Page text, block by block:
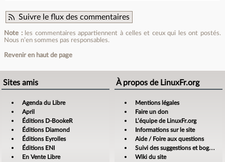
Suivre le flux des commentaires
Note :les commentaires appartiennent à celles et ceux qui les ont postés.
Nous n’en sommes pas responsables.
Revenir en haut de page
Sites amis
Agenda du Libre
April
Éditions D-BookeR
Éditions Diamond
Éditions Eyrolles
Éditions ENI
En Vente Libre
À propos de LinuxFr.org
Mentions légales
Faire un don
L’équipe de LinuxFr.org
Informations sur le site
Aide / Foire aux questions
Suivi des suggestions et bogues
Wiki du site